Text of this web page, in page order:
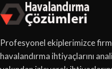
Profesyonel ekiplerimizce
havalandırma ihtiyaçlarını